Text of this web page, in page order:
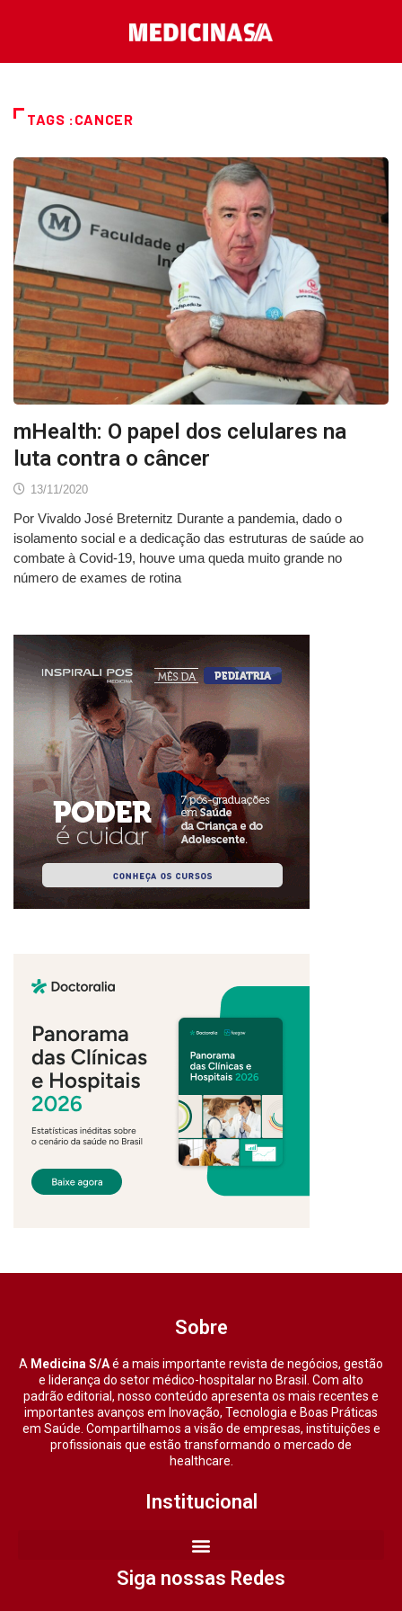
TAGS :CANCER
mHealth: O papel dos celulares na
luta contra o câncer
13/11/2020
Por Vivaldo José Breternitz Durante a pandemia, dado o
isolamento social e a dedicação das estruturas de saúde ao
combate à Covid-19, houve uma queda muito grande no
número de exames de rotina
Sobre
A Medicina S/Aé a mais importante revista de negócios, gestão
e liderança do setor médico-hospitalar no Brasil. Com alto
padrão editorial, nosso conteúdo apresenta os mais recentes e
importantes avanços em Inovação, Tecnologia e Boas Práticas
em Saúde. Compartilhamos a visão de empresas, instituições e
profissionais que estão transformando o mercado de
healthcare.
Institucional
Siga nossas Redes